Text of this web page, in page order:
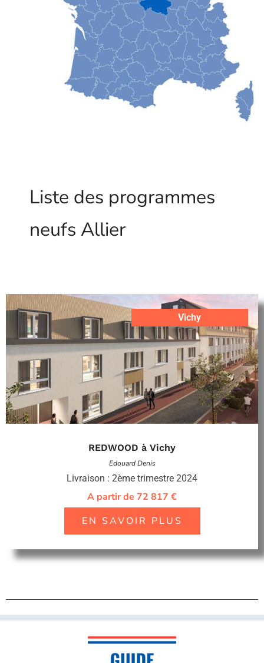
Liste des programmes
neufs Allier
Vichy
REDWOOD à Vichy
Edouard Denis
Livraison : 2ème trimestre 2024
A partir de 72 817 €
EN SAVOIR PLUS